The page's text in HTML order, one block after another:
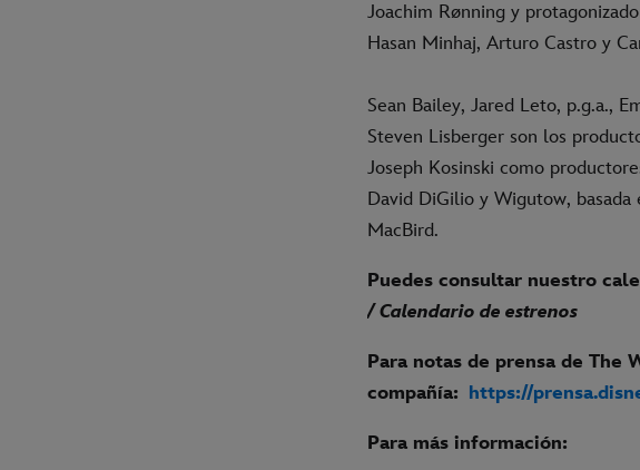
Joachim Rønning y
Hasan Minhaj, Arturo Castro y
Sean Bailey, Jared Leto, p.g.a.,
Steven Lisberger son los
Joseph Kosinski como
David DiGilio y Wigutow,
MacBird.
Puedes consultar nuestro
/ Calendario de estrenos
Para notas de prensa de The
compañía: https://
Para más información: